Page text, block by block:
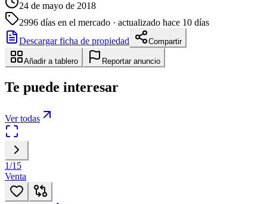
24 de mayo de 2018
2996 días en el mercado · actualizado hace 10 días
Descargar ficha de propiedad
Compartir
Añadir a tablero Reportar anuncio
Te puede interesar
Ver todas
1/15
Venta